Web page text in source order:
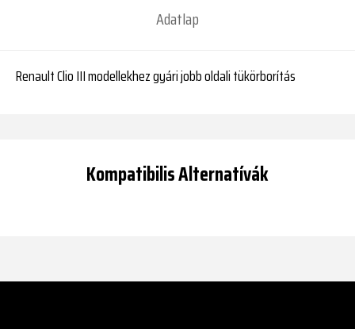
Adatlap
Renault Clio III modellekhez gyári jobb oldali tükörborítás
Kompatibilis Alternatívák